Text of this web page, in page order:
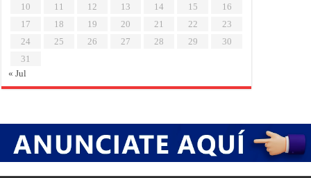
10
11 12 13 14 15
16
17
18 19 20 21 22
23
24
25 26 27 28 29
30
31
« Jul